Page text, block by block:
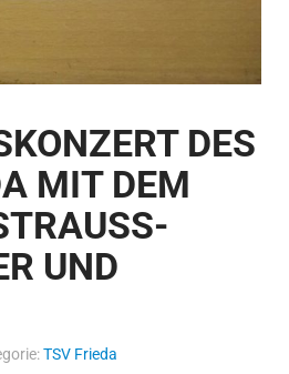
DES
MIT DEM
O
UND S
TSV Frieda